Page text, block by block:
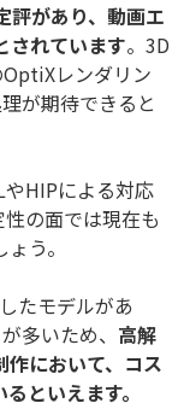
評があり、動画エ
されています。3D
レンダリン
が期待できると
やHIPによる対応
の面では現在も
う。
たモデルがあ
多いため、 高解
作において、コス
といえます。